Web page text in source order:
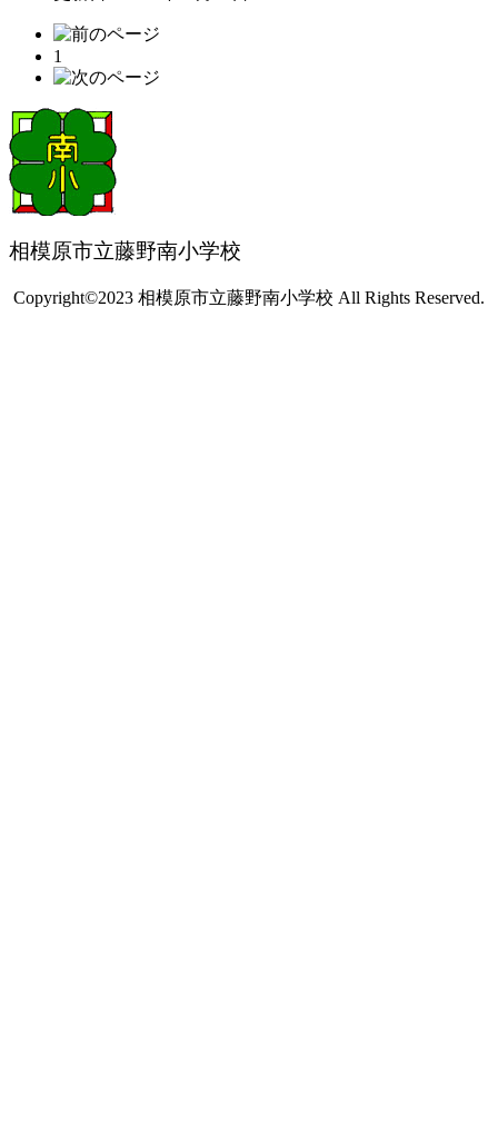
1
相模原市立藤野南小学校
Copyright©2023 相模原市立藤野南小学校 All Rights Reserved.